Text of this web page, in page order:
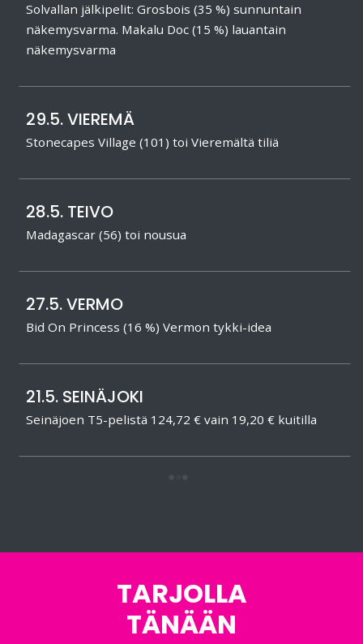
Solvallan jälkipelit: Grosbois (35 %) sunnuntain
näkemysvarma. Makalu Doc (15 %) lauantain
näkemysvarma
29.5. VIEREMÄ
Stonecapes Village (101) toi Vieremältä tiliä
28.5. TEIVO
Madagascar (56) toi nousua
27.5. VERMO
Bid On Princess (16 %) Vermon tykki-idea
21.5. SEINÄJOKI
Seinäjoen T5-pelistä 124,72 € vain 19,20 € kuitilla
TARJOLLA
TÄNÄÄN